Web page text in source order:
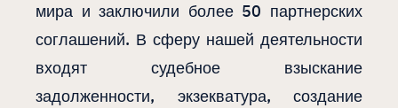
мира и заключили более 50 партнерских
соглашений. В сферу нашей деятельности
входят судебное взыскание
задолженности, экзекватура, создание